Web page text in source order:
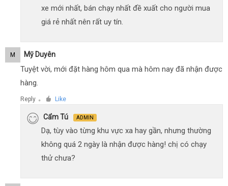
xe mới nhất, bán chạy nhất đề xuất cho người mua
giá rẻ nhất nên rất uy tín.
M Mỹ Duyên
Tuyệt vời, mới đặt hàng hôm qua mà hôm nay đã nhận được
hàng.
Reply ● Like
Cẩm Tú ADMIN
Dạ, tùy vào từng khu vực xa hay gần, nhưng thường
không quá 2 ngày là nhận được hàng! chị có chạy
thử chưa?